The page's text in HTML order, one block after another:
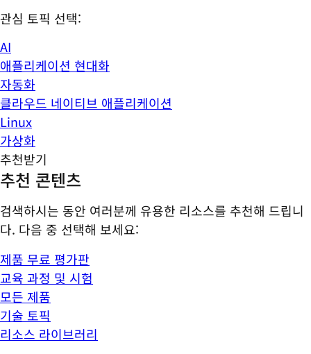
관심 토픽 선택:
AI
애플리케이션 현대화
자동화
클라우드 네이티브 애플리케이션
Linux
가상화
추천받기
추천 콘텐츠
검색하시는 동안 여러분께 유용한 리소스를 추천해 드립니
다. 다음 중 선택해 보세요:
제품 무료 평가판
교육 과정 및 시험
모든 제품
기술 토픽
리소스 라이브러리